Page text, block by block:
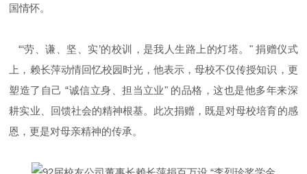
国情怀。
“‘劳、谦、坚、实’的校训，是我人生路上的灯塔。 "捐赠仪式
上，赖长萍动情回忆校园时光，他表示，母校不仅传授知识，更
塑造了自己“诚信立身、担当立业" 的品格，这也是他多年来深
耕实业、回馈社会的精神根基。此次捐赠，既是对母校培育的感
恩，更是对母亲精神的传承。